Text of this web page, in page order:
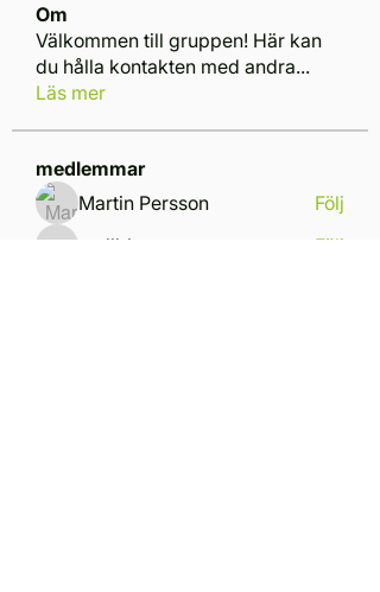
Om
Välkommen till gruppen! Här kan
du hålla kontakten med andra...
Läs mer
medlemmar
Martin Persson
Följ
mellblom
Följ